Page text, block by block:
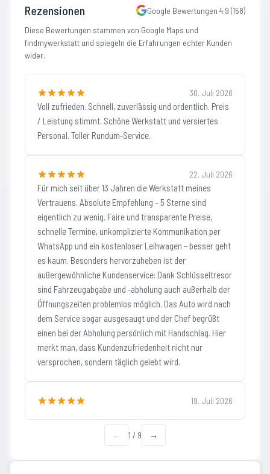
Rezensionen Google Bewertungen 4.9 (158)
Diese Bewertungen stammen von Google Maps und
findmywerkstatt und spiegeln die Erfahrungen echter Kunden
wider.
30. Juli 2026
Voll zufrieden. Schnell, zuverlässig und ordentlich. Preis
/ Leistung stimmt. Schöne Werkstatt und versiertes
Personal. Toller Rundum-Service.
22. Juli 2026
Für mich seit über 13 Jahren die Werkstatt meines
Vertrauens. Absolute Empfehlung – 5 Sterne sind
eigentlich zu wenig. Faire und transparente Preise,
schnelle Termine, unkomplizierte Kommunikation per
WhatsApp und ein kostenloser Leihwagen – besser geht
es kaum. Besonders hervorzuheben ist der
außergewöhnliche Kundenservice: Dank Schlüsseltresor
sind Fahrzeugabgabe und -abholung auch außerhalb der
Öffnungszeiten problemlos möglich. Das Auto wird nach
dem Service sogar ausgesaugt und der Chef begrüßt
einen bei der Abholung persönlich mit Handschlag. Hier
merkt man, dass Kundenzufriedenheit nicht nur
versprochen, sondern täglich gelebt wird.
19. Juli 2026
← 1 / 9 →